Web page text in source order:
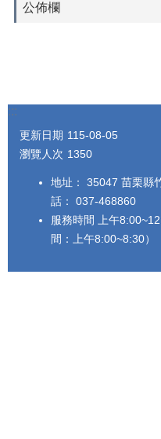
公佈欄
:::
更新日期 115-08-05
瀏覽人次 1350
地址： 35047 苗栗
話： 037-468860
服務時間 上午
間：上午8:00~8:30）